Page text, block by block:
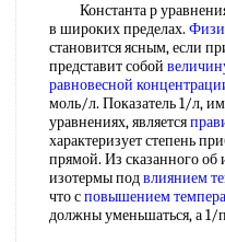
Константа р уравнения
в широких пределах.
становится ясным, если
представит собой
равновесной
моль/л. Показатель 1/л,
уравнениях, является
характеризует степень
прямой. Из сказанного
изотермы подвлиянием
что сповышением
должны уменьшаться, а 1/